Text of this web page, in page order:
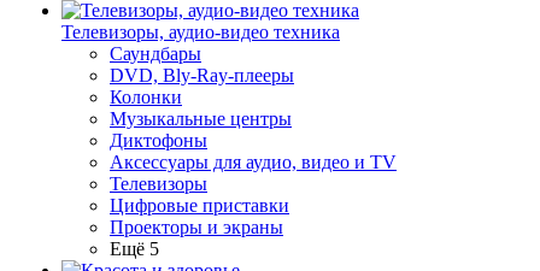
Телевизоры, аудио-видео техника
Саундбары
DVD, Bly-Ray-плееры
Колонки
Музыкальные центры
Диктофоны
Аксессуары для аудио, видео и TV
Телевизоры
Цифровые приставки
Проекторы и экраны
Ещё 5